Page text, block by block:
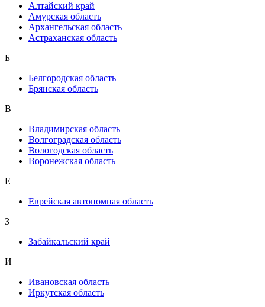
Алтайский край
Амурская область
Архангельская область
Астраханская область
Б
Белгородская область
Брянская область
В
Владимирская область
Волгоградская область
Вологодская область
Воронежская область
Е
Еврейская автономная область
З
Забайкальский край
И
Ивановская область
Иркутская область